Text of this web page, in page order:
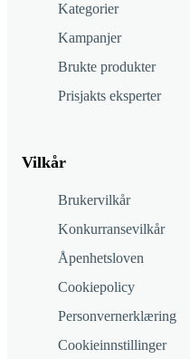
Kategorier
Kampanjer
Brukte produkter
Prisjakts eksperter
Vilkår
Brukervilkår
Konkurransevilkår
Åpenhetsloven
Cookiepolicy
Personvernerklæring
Cookieinnstillinger